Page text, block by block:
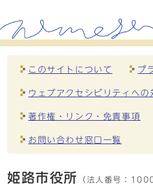
このサイトについて プ
ウェブアクセシビリティへの
著作権・リンク・免責事項
お問い合わせ窓口一覧
姫路市役所 （法人番号：